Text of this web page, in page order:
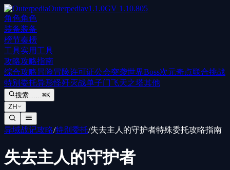
Outerpediav1.1.0GV 1.10.805
角色角色
装备装备
榜节奏榜
工具实用工具
攻略攻略指南
综合攻略冒险冒险许可证公会突袭世界Boss次元奇点联合挑战
特别委托异形怪歼灭战单子门飞天之塔其他
搜索……⌘K
ZH
异域战记攻略/特别委托/失去主人的守护者特殊委托攻略指南
失去主人的守护者